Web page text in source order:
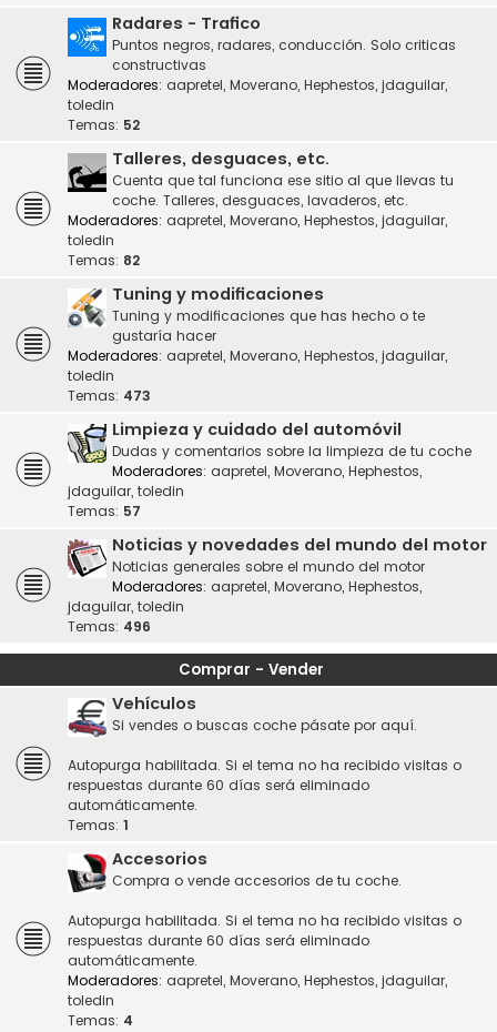
Radares - Trafico
Puntos negros, radares, conducción. Solo criticas
constructivas
Moderadores: aapretel, Moverano, Hephestos, jdaguilar,
toledin
Temas: 52
Talleres, desguaces, etc.
Cuenta que tal funciona ese sitio al que llevas tu
coche. Talleres, desguaces, lavaderos, etc.
Moderadores: aapretel, Moverano, Hephestos, jdaguilar,
toledin
Temas: 82
Tuning y modificaciones
Tuning y modificaciones que has hecho o te
gustaría hacer
Moderadores: aapretel, Moverano, Hephestos, jdaguilar,
toledin
Temas: 473
Limpieza y cuidado del automóvil
Dudas y comentarios sobre la limpieza de tu coche
Moderadores: aapretel, Moverano, Hephestos,
jdaguilar, toledin
Temas: 57
Noticias y novedades del mundo del motor
Noticias generales sobre el mundo del motor
Moderadores: aapretel, Moverano, Hephestos,
jdaguilar, toledin
Temas: 496
Comprar - Vender
Vehículos
Si vendes o buscas coche pásate por aquí.
Autopurga habilitada. Si el tema no ha recibido visitas o
respuestas durante 60 días será eliminado
automáticamente.
Temas: 1
Accesorios
Compra o vende accesorios de tu coche.
Autopurga habilitada. Si el tema no ha recibido visitas o
respuestas durante 60 días será eliminado
automáticamente.
Moderadores: aapretel, Moverano, Hephestos, jdaguilar,
toledin
Temas: 4